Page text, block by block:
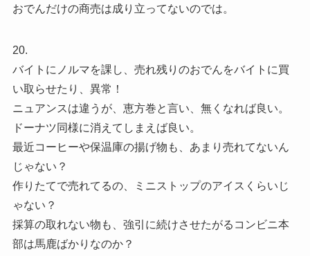
おでんだけの商売は成り立ってないのでは。
20.
バイトにノルマを課し、売れ残りのおでんをバイトに買
い取らせたり、異常！
ニュアンスは違うが、恵方巻と言い、無くなれば良い。
ドーナツ同様に消えてしまえば良い。
最近コーヒーや保温庫の揚げ物も、あまり売れてないん
じゃない？
作りたてで売れてるの、ミニストップのアイスくらいじ
ゃない？
採算の取れない物も、強引に続けさせたがるコンビニ本
部は馬鹿ばかりなのか？